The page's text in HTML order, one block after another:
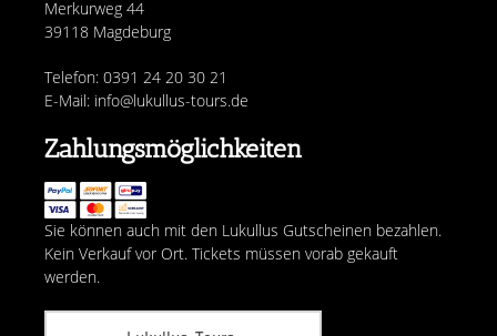
Merkurweg 44
39118 Magdeburg
Telefon: 0391 24 20 30 21
E-Mail: info@lukullus-tours.de
Zahlungsmöglichkeiten
Sie können auch mit den Lukullus Gutscheinen bezahlen.
Kein Verkauf vor Ort. Tickets müssen vorab gekauft
werden.